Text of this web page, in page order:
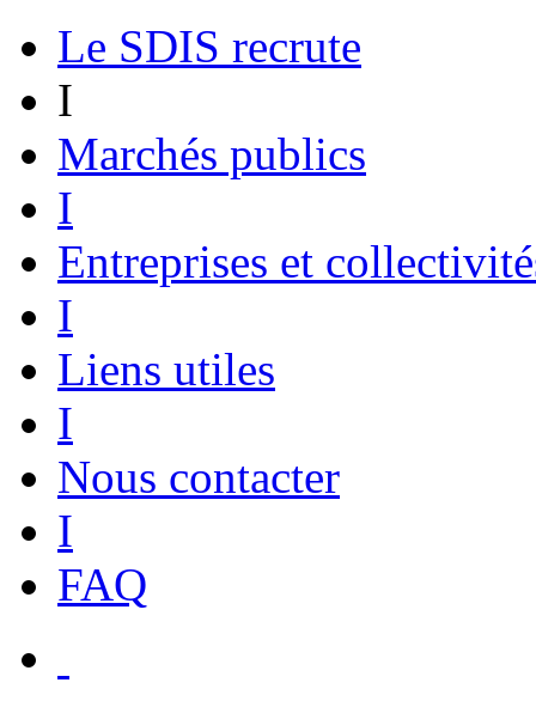
Le SDIS recrute
I
Marchés publics
I
Entreprises et
I
Liens utiles
I
Nous contacter
I
FAQ